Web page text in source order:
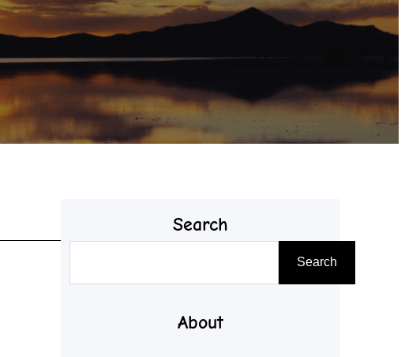
Search
尋
Search
About